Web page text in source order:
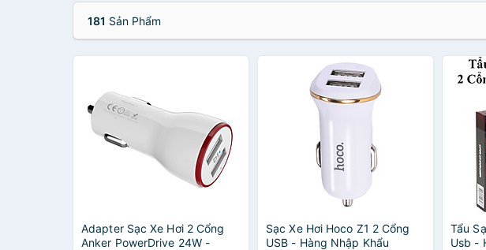
181 Sản Phẩm
Adapter Sạc Xe Hơi 2 Cổng
Anker PowerDrive 24W -
Sạc Xe Hơi Hoco Z1 2 Cổng
USB - Hàng Nhập Khẩu
Tẩu
Usb -